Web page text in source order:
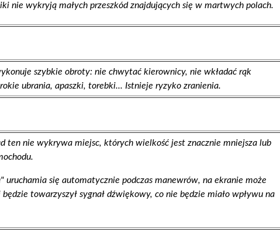
nie wykryją małych przeszkód znajdujących się w martwych polach.
szybkie obroty: nie chwytać kierownicy, nie wkładać rąk
ubrania, apaszki, torebki... Istnieje ryzyko zranienia.
ten nie wykrywa miejsc, których wielkość jest znacznie mniejsza lub
uruchamia się automatycznie podczas manewrów, na ekranie może
towarzyszył sygnał dźwiękowy, co nie będzie miało wpływu na